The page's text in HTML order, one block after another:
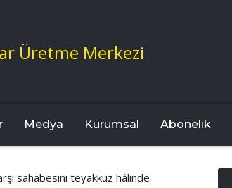
Üretme Merkezi
Medya Kurumsal Abonelik
sahabesini teyakkuz hâlinde